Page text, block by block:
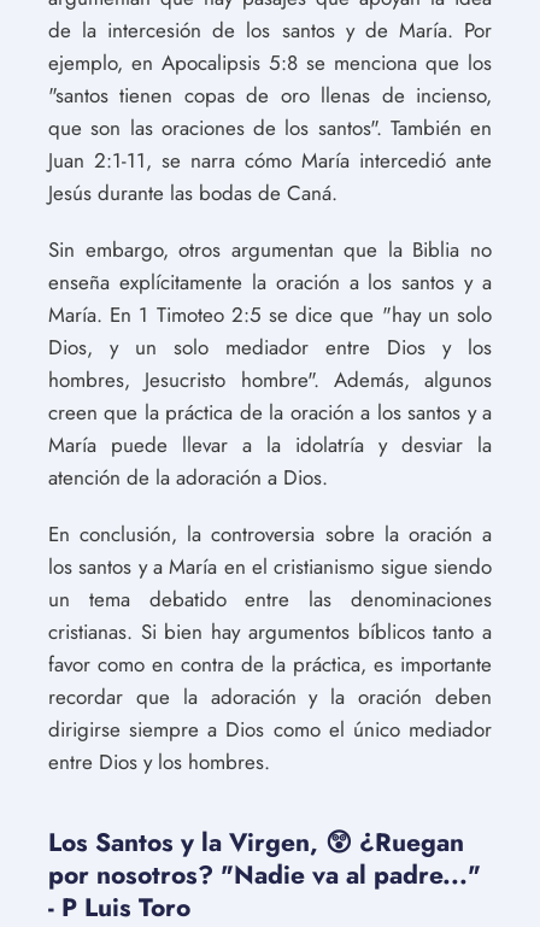
de la intercesión de los santos y de María. Por
ejemplo, en Apocalipsis 5:8 se menciona que los
"santos tienen copas de oro llenas de incienso,
que son las oraciones de los santos". También en
Juan 2:1-11, se narra cómo María intercedió ante
Jesús durante las bodas de Caná.
Sin embargo, otros argumentan que la Biblia no
enseña explícitamente la oración a los santos y a
María. En 1 Timoteo 2:5 se dice que "hay un solo
Dios, y un solo mediador entre Dios y los
hombres, Jesucristo hombre". Además, algunos
creen que la práctica de la oración a los santos y a
María puede llevar a la idolatría y desviar la
atención de la adoración a Dios.
En conclusión, la controversia sobre la oración a
los santos y a María en el cristianismo sigue siendo
un tema debatido entre las denominaciones
cristianas. Si bien hay argumentos bíblicos tanto a
favor como en contra de la práctica, es importante
recordar que la adoración y la oración deben
dirigirse siempre a Dios como el único mediador
entre Dios y los hombres.
Los Santos y la Virgen, 😲 ¿Ruegan
por nosotros? "Nadie va al padre..."
- P Luis Toro